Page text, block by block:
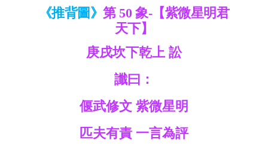
《推背圖》第 50 象-【紫微星明君
天下】
庚戌坎下乾上 訟
讖曰：
偃武修文 紫微星明
匹夫有責 一言為評